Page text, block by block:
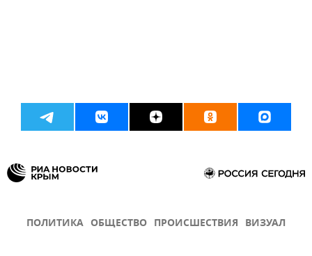
ПОЛИТИКА ОБЩЕСТВО ПРОИСШЕСТВИЯ ВИЗУАЛ